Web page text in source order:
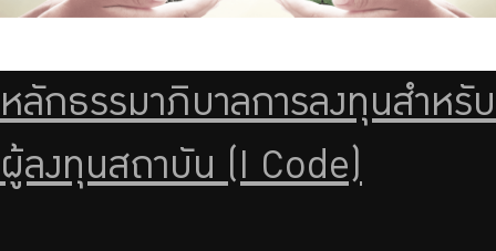
รายงานผลการดำเนินงาน
จัดซื้อจัดจ้าง
หลักธรรมาภิบาลการลงทุนสำหรับ
ผู้ลงทุนสถาบัน (I Code)